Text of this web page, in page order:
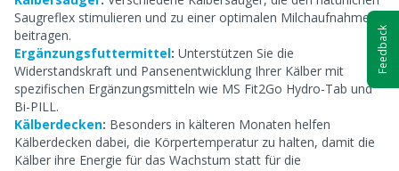
Saugreflex stimulieren und zu einer optimalen Milchaufnahme
beitragen.
Ergänzungsfuttermittel: Unterstützen Sie die
Widerstandskraft und Pansenentwicklung Ihrer Kälber mit
spezifischen Ergänzungsmitteln wie MS Fit2Go Hydro-Tab und
Bi-PILL.
Kälberdecken: Besonders in kälteren Monaten helfen
Kälberdecken dabei, die Körpertemperatur zu halten, damit die
Kälber ihre Energie für das Wachstum statt für die
Feedback